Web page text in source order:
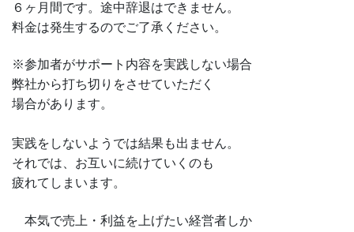
６ヶ月間です。途中辞退はできません。
料金は発生するのでご了承ください。
※参加者がサポート内容を実践しない場合
弊社から打ち切りをさせていただく
場合があります。
実践をしないようでは結果も出ません。
それでは、お互いに続けていくのも
疲れてしまいます。
本気で売上・利益を上げたい経営者しか